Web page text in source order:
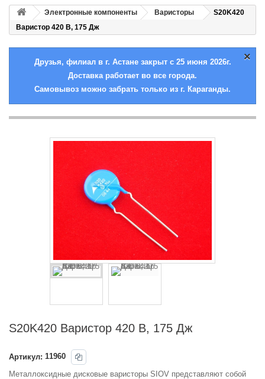
Электронные компоненты Варисторы
S20K420
Варистор 420 В, 175 Дж
×
Друзья, филиал в г. Астане закрыт с 25 июня 2026г.
Доставка работает во все города.
Самовывоз можно забрать только из г. Караганды.
S20K420 Варистор 420 В, 175 Дж
Артикул: 11960
Металлоксидные дисковые варисторы SIOV представляют собой